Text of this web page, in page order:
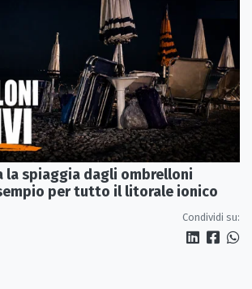
la spiaggia dagli ombrelloni
per tutto il litorale ionico
Condividi su: